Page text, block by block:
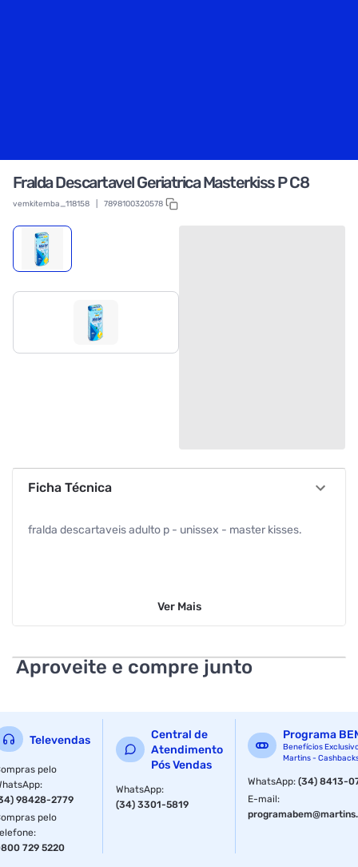
Fralda Descartavel Geriatrica Masterkiss P C8
vemkitemba_118158 7898100320578
Ficha Técnica
fralda descartaveis adulto p - unissex - master kisses.
Ver Mais
Aproveite e compre junto
Televendas
pelo
:
98428-2779
pelo
:
729 5220
Central de
Atendimento
Pós Vendas
WhatsApp:
(34) 3301-5819
Programa
Benefícios
Martins -
WhatsApp:(34) 8413-
E-mail: